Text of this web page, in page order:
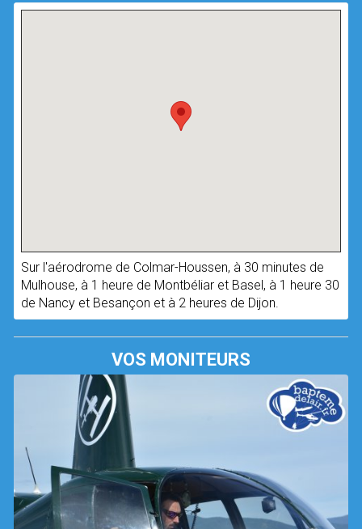
Sur l'aérodrome de Colmar-Houssen, à 30 minutes de
Mulhouse, à 1 heure de Montbéliar et Basel, à 1 heure 30
de Nancy et Besançon et à 2 heures de Dijon.
VOS MONITEURS